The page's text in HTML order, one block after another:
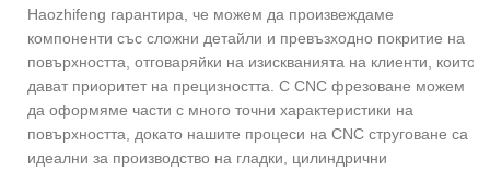
Haozhifeng гарантира, че можем да произвеждаме
компоненти със сложни детайли и превъзходно покритие на
повърхността, отговаряйки на изискванията на клиенти, които
дават приоритет на прецизността. С CNC фрезоване можем
да оформяме части с много точни характеристики на
повърхността, докато нашите процеси на CNC струговане са
идеални за производство на гладки, цилиндрични